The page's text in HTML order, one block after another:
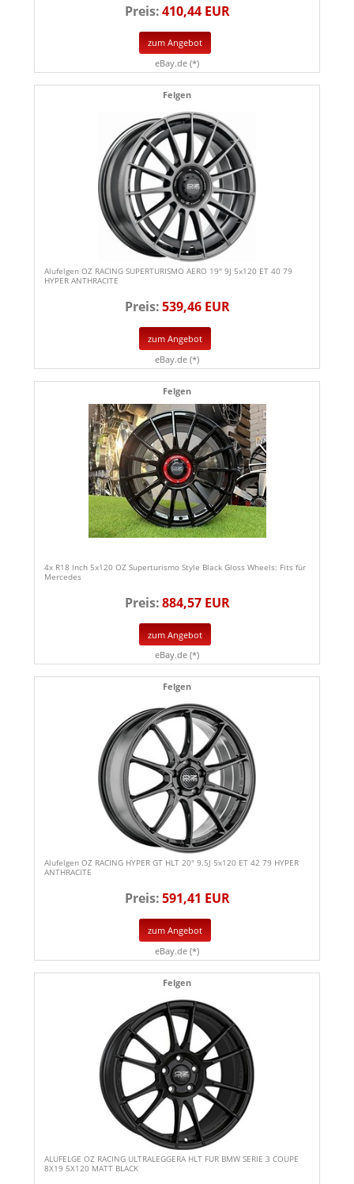
Preis:410,44 EUR
zum Angebot
eBay.de (*)
Felgen
Alufelgen OZ RACING SUPERTURISMO AERO 19" 9J 5x120 ET 40 79
HYPER ANTHRACITE
Preis:539,46 EUR
zum Angebot
eBay.de (*)
Felgen
4x R18 Inch 5x120 OZ Superturismo Style Black Gloss Wheels: Fits für
Mercedes
Preis:884,57 EUR
zum Angebot
eBay.de (*)
Felgen
Alufelgen OZ RACING HYPER GT HLT 20" 9.5J 5x120 ET 42 79 HYPER
ANTHRACITE
Preis:591,41 EUR
zum Angebot
eBay.de (*)
Felgen
ALUFELGE OZ RACING ULTRALEGGERA HLT FUR BMW SERIE 3 COUPE
8X19 5X120 MATT BLACK